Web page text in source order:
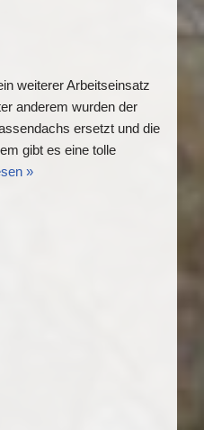
weiterer Arbeitseinsatz
anderem wurden der
ersetzt und die
gibt es eine tolle
»